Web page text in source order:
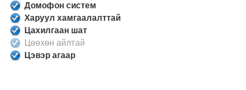
Домофон систем
Харуул хамгаалалттай
Цахилгаан шат
Цөөхөн айлтай
Цэвэр агаар